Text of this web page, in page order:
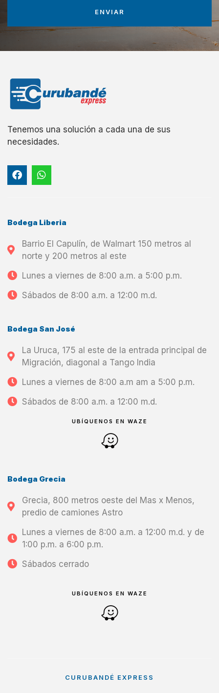
ENVIAR
Tenemos una solución a cada una de sus
necesidades.
Bodega Liberia
Barrio El Capulín, de Walmart 150 metros al
norte y 200 metros al este
Lunes a viernes de 8:00 a.m. a 5:00 p.m.
Sábados de 8:00 a.m. a 12:00 m.d.
Bodega San José
La Uruca, 175 al este de la entrada principal de
Migración, diagonal a Tango India
Lunes a viernes de 8:00 a.m am a 5:00 p.m.
Sábados de 8:00 a.m. a 12:00 m.d.
UBÍQUENOS EN WAZE
Bodega Grecia
Grecia, 800 metros oeste del Mas x Menos,
predio de camiones Astro
Lunes a viernes de 8:00 a.m. a 12:00 m.d. y de
1:00 p.m. a 6:00 p.m.
Sábados cerrado
UBÍQUENOS EN WAZE
CURUBANDÉ EXPRESS